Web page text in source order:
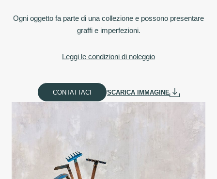
Ogni oggetto fa parte di una collezione e possono presentare
graffi e imperfezioni.
Leggi le condizioni di noleggio
CONTATTACI SCARICA IMMAGINE